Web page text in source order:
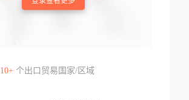
10+个出口贸易国家/区域